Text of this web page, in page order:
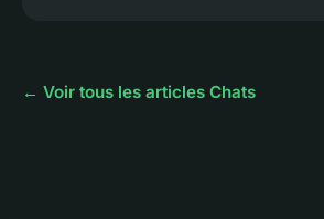
← Voir tous les articles Chats